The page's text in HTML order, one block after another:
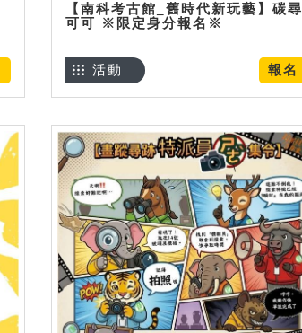
【南科考古館_舊時代新玩藝】碳尋
可可 ※限定身分報名※
報名
活動